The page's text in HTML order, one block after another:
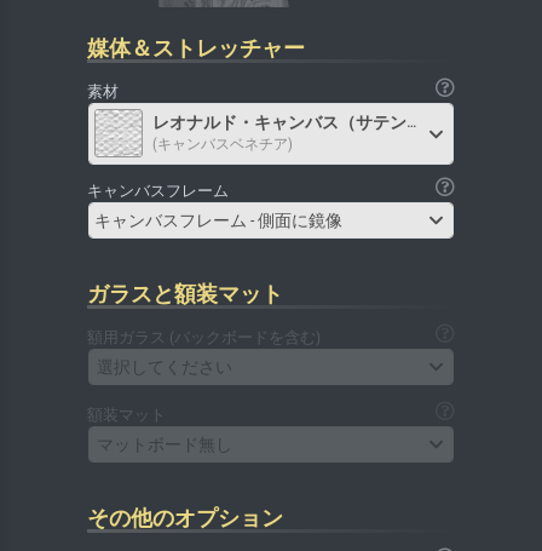
媒体＆ストレッチャー
素材
レオナルド・キャンバス（サテン）
(キャンバスベネチア)
キャンバスフレーム
キャンバスフレーム - 側面に鏡像
ガラスと額装マット
額用ガラス (バックボードを含む)
選択してください
額装マット
マットボード無し
その他のオプション